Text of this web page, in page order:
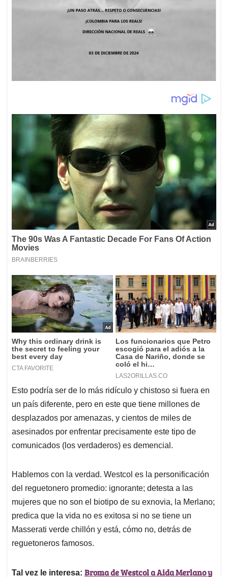
Esto podría ser de lo más ridículo y chistoso si fuera en
un país diferente, pero en este que tiene millones de
desplazados por amenazas, y cientos de miles de
asesinados por enfrentar precisamente este tipo de
comunicados (los verdaderos) es demencial.
Hablemos con la verdad. Westcol es la personificación
del reguetonero promedio: ignorante; detesta a las
mujeres que no son el biotipo de su exnovia, la Merlano;
predica que la vida no es exitosa si no se tiene un
Masserati verde chillón y está, cómo no, detrás de
reguetoneros famosos.
Tal vez le interesa: Broma de Westcol a Aida Merlano y